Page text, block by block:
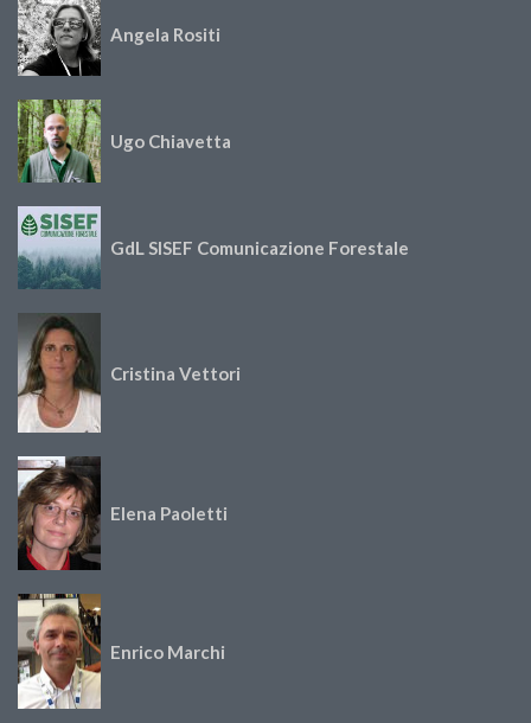
Angela Rositi
Ugo Chiavetta
GdL SISEF Comunicazione Forestale
Cristina Vettori
Elena Paoletti
Enrico Marchi